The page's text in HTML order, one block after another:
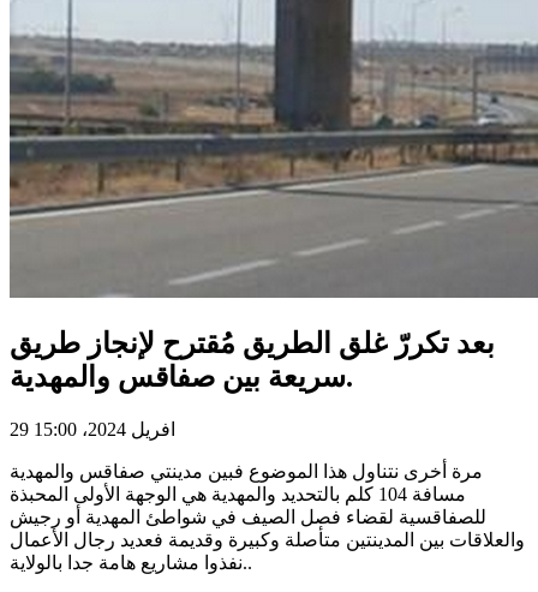
بعد تكررّ غلق الطريق مُقترح لإنجاز طريق
سريعة بين صفاقس والمهدية.
29 افريل 2024، 15:00
مرة أخرى نتناول هذا الموضوع فبين مدينتي صفاقس والمهدية
مسافة 104 كلم بالتحديد والمهدية هي الوجهة الأولى المحبذة
للصفاقسية لقضاء فصل الصيف في شواطئ المهدية أو رجيش
والعلاقات بين المدينتين متأصلة وكبيرة وقديمة فعديد رجال الأعمال
نفذوا مشاريع هامة جدا بالولاية..